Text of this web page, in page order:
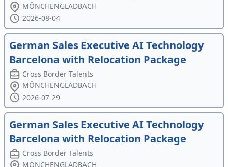
MÖNCHENGLADBACH
2026-08-04
German Sales Executive AI Technology
Barcelona with Relocation Package
Cross Border Talents
MÖNCHENGLADBACH
2026-07-29
German Sales Executive AI Technology
Barcelona with Relocation Package
Cross Border Talents
MÖNCHENGLADBACH